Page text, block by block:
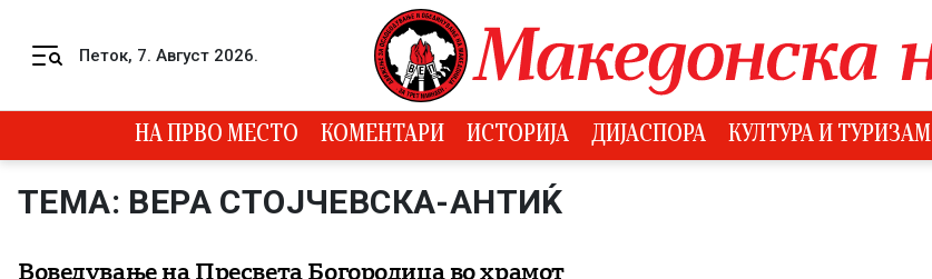
Петок, 7. Август 2026.
НА ПРВО МЕСТО КОМЕНТАРИ ИСТОРИЈА ДИЈАСПОРА КУЛТУРА И ТУРИЗАМ
ТЕМА: ВЕРА СТОЈЧЕВСКА-АНТИЌ
Воведување на Пресвета Богородица во храмот